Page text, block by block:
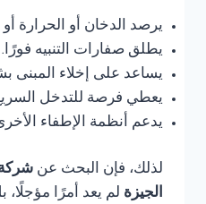
يرصد الدخان أو الحرارة
يطلق صفارات التنبيه فورًا.
يساعد على إخلاء المبنى
يعطي فرصة للتدخل
يدعم أنظمة الإطفاء
لذلك، فإن البحث عن
الجيزة لم يعد أمرًا